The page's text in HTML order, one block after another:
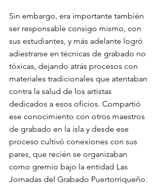
Sin embargo, era importante también
ser responsable consigo mismo, con
sus estudiantes, y más adelante logró
adiestrarse en técnicas de grabado no
tóxicas, dejando atrás procesos con
materiales tradicionales que atentaban
contra la salud de los artistas
dedicados a esos oficios. Compartió
ese conocimiento con otros maestros
de grabado en la isla y desde ese
proceso cultivó conexiones con sus
pares, que recién se organizaban
como gremio bajo la entidad Las
Jornadas del Grabado Puertorriqueño.